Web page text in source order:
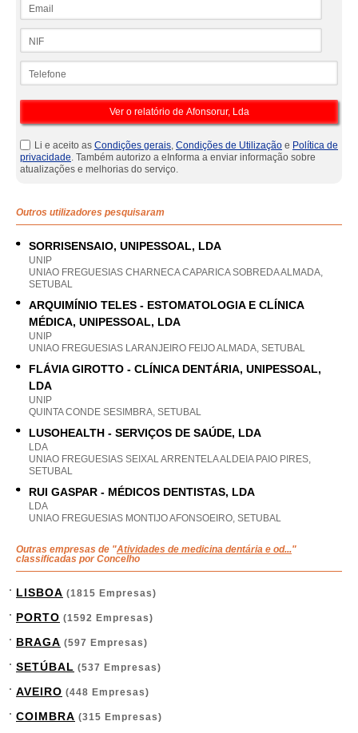
Li e aceito as Condições gerais, Condições de Utilização e Política de
privacidade. Também autorizo a eInforma a enviar informação sobre
atualizações e melhorias do serviço.
Outros utilizadores pesquisaram
SORRISENSAIO, UNIPESSOAL, LDA
UNIP
UNIAO FREGUESIAS CHARNECA CAPARICA SOBREDA ALMADA,
SETUBAL
ARQUIMÍNIO TELES - ESTOMATOLOGIA E CLÍNICA
MÉDICA, UNIPESSOAL, LDA
UNIP
UNIAO FREGUESIAS LARANJEIRO FEIJO ALMADA, SETUBAL
FLÁVIA GIROTTO - CLÍNICA DENTÁRIA, UNIPESSOAL,
LDA
UNIP
QUINTA CONDE SESIMBRA, SETUBAL
LUSOHEALTH - SERVIÇOS DE SAÚDE, LDA
LDA
UNIAO FREGUESIAS SEIXAL ARRENTELA ALDEIA PAIO PIRES,
SETUBAL
RUI GASPAR - MÉDICOS DENTISTAS, LDA
LDA
UNIAO FREGUESIAS MONTIJO AFONSOEIRO, SETUBAL
Outras empresas de "Atividades de medicina dentária e od..."
classificadas por Concelho
LISBOA (1815 Empresas)
PORTO (1592 Empresas)
BRAGA (597 Empresas)
SETÚBAL (537 Empresas)
AVEIRO (448 Empresas)
COIMBRA (315 Empresas)